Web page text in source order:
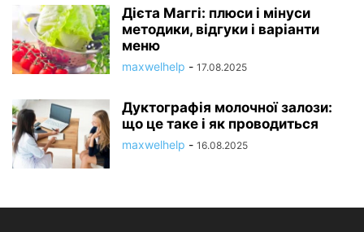
Дієта Маггі: плюси і мінуси
методики, відгуки і варіанти
меню
maxwelhelp - 17.08.2025
Дуктографія молочної залози:
що це таке і як проводиться
maxwelhelp - 16.08.2025